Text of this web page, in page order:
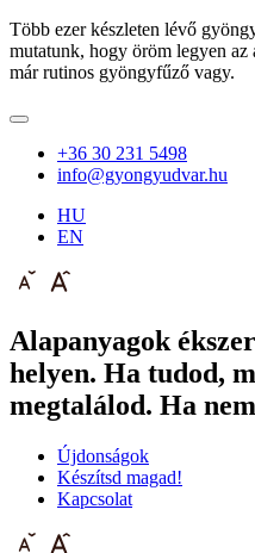
Több ezer készleten lévő
mutatunk, hogy öröm legyen az
már rutinos gyöngyfűző vagy.
+36 30 231 5498
info@gyongyudvar.hu
HU
EN
Alapanyagok
helyen. Ha tudod,
megtalálod. Ha
Újdonságok
Készítsd magad!
Kapcsolat